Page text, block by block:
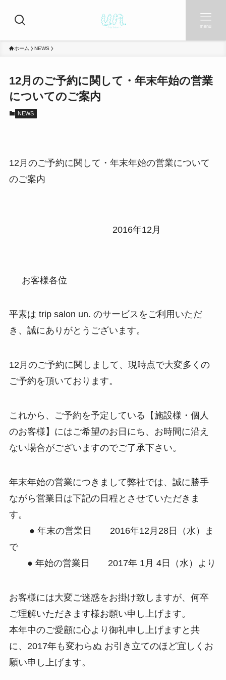
menu
ホーム NEWS
12月のご予約に関して・年末年始の営業
についてのご案内
NEWS
12月のご予約に関して・年末年始の営業について
のご案内
2016年12月
お客様各位
平素は trip salon un. のサービスをご利用いただ
き、誠にありがとうございます。
12月のご予約に関しまして、現時点で大変多くの
ご予約を頂いております。
これから、ご予約を予定している【施設様・個人
のお客様】にはご希望のお日にち、お時間に沿え
ない場合がございますのでご了承下さい。
年末年始の営業につきまして弊社では、誠に勝手
ながら営業日は下記の日程とさせていただきま
す。
● 年末の営業日 2016年12月28日（水）ま
で
● 年始の営業日 2017年 1月 4日（水）より
お客様には大変ご迷惑をお掛け致しますが、何卒
ご理解いただきます様お願い申し上げます。
本年中のご愛顧に心より御礼申し上げますと共
に、2017年も変わらぬ お引き立てのほど宜しくお
願い申し上げます。